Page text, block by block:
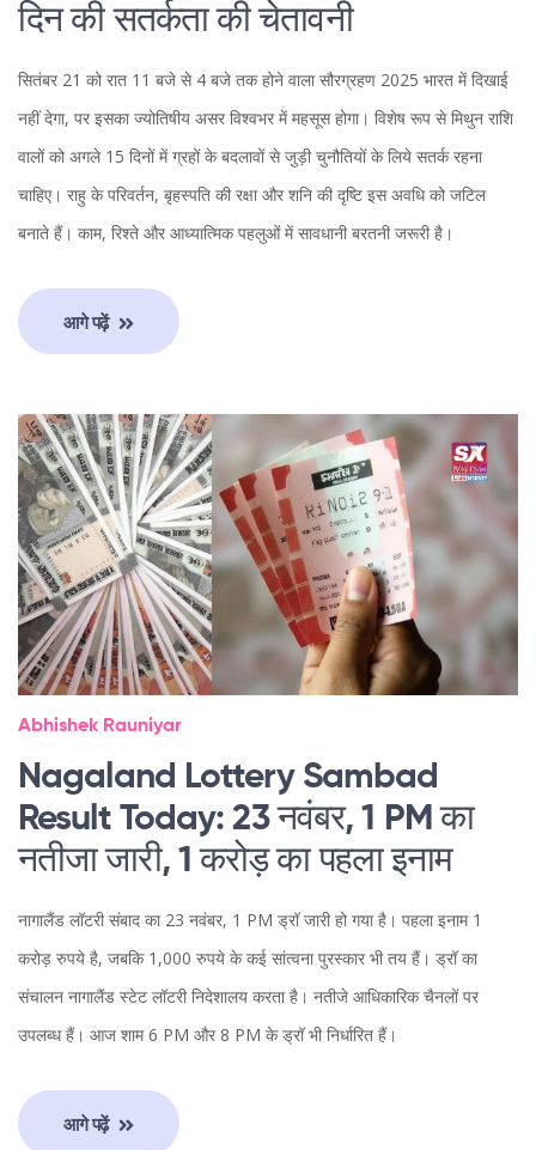
दिन की सतर्कता की चेतावनी
सितंबर 21 को रात 11 बजे से 4 बजे तक होने वाला सौरग्रहण 2025 भारत में दिखाई
नहीं देगा, पर इसका ज्योतिषीय असर विश्वभर में महसूस होगा। विशेष रूप से मिथुन राशि
वालों को अगले 15 दिनों में ग्रहों के बदलावों से जुड़ी चुनौतियों के लिये सतर्क रहना
चाहिए। राहु के परिवर्तन, बृहस्पति की रक्षा और शनि की दृष्टि इस अवधि को जटिल
बनाते हैं। काम, रिश्ते और आध्यात्मिक पहलुओं में सावधानी बरतनी जरूरी है।
आगे पढ़ें
Abhishek Rauniyar
Nagaland Lottery Sambad
Result Today: 23 नवंबर, 1 PM का
नतीजा जारी, 1 करोड़ का पहला इनाम
नागालैंड लॉटरी संबाद का 23 नवंबर, 1 PM ड्रॉ जारी हो गया है। पहला इनाम 1
करोड़ रुपये है, जबकि 1,000 रुपये के कई सांत्वना पुरस्कार भी तय हैं। ड्रॉ का
संचालन नागालैंड स्टेट लॉटरी निदेशालय करता है। नतीजे आधिकारिक चैनलों पर
उपलब्ध हैं। आज शाम 6 PM और 8 PM के ड्रॉ भी निर्धारित हैं।
आगे पढ़ें